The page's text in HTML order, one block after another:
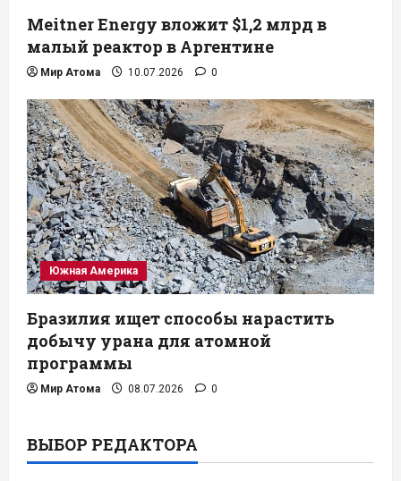
Meitner Energy вложит $1,2 млрд в
малый реактор в Аргентине
Мир Атома 10.07.2026 0
Южная Америка
Бразилия ищет способы нарастить
добычу урана для атомной
программы
Мир Атома 08.07.2026 0
ВЫБОР РЕДАКТОРА